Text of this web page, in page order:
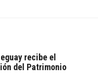
recibe el
del Patrimonio